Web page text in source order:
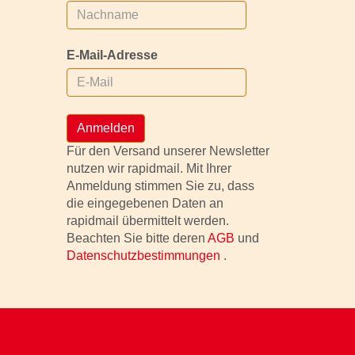
E-Mail-Adresse
Anmelden
Für den Versand unserer Newsletter
nutzen wir rapidmail. Mit Ihrer
Anmeldung stimmen Sie zu, dass
die eingegebenen Daten an
rapidmail übermittelt werden.
Beachten Sie bitte deren AGB und
Datenschutzbestimmungen .